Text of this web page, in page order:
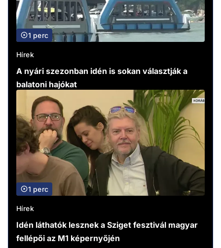
1 perc
Hírek
A nyári szezonban idén is sokan választják a
balatoni hajókat
1 perc
Hírek
Idén láthatók lesznek a Sziget fesztivál magyar
fellépői az M1 képernyőjén